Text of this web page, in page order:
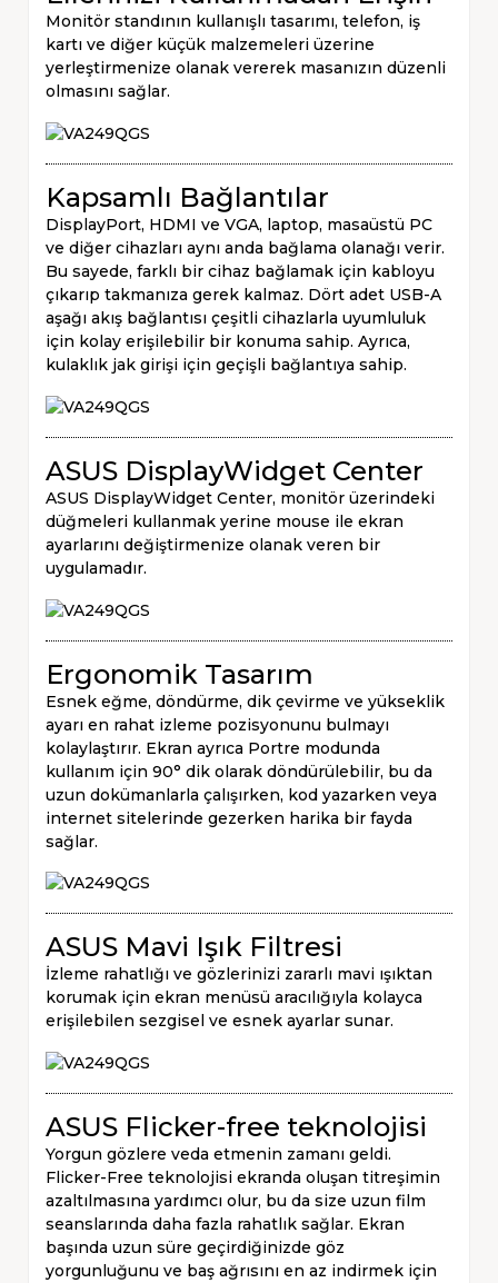
Monitör standının kullanışlı tasarımı, telefon, iş
kartı ve diğer küçük malzemeleri üzerine
yerleştirmenize olanak vererek masanızın düzenli
olmasını sağlar.
Kapsamlı Bağlantılar
DisplayPort, HDMI ve VGA, laptop, masaüstü PC
ve diğer cihazları aynı anda bağlama olanağı verir.
Bu sayede, farklı bir cihaz bağlamak için kabloyu
çıkarıp takmanıza gerek kalmaz. Dört adet USB-A
aşağı akış bağlantısı çeşitli cihazlarla uyumluluk
için kolay erişilebilir bir konuma sahip. Ayrıca,
kulaklık jak girişi için geçişli bağlantıya sahip.
ASUS DisplayWidget Center
ASUS DisplayWidget Center, monitör üzerindeki
düğmeleri kullanmak yerine mouse ile ekran
ayarlarını değiştirmenize olanak veren bir
uygulamadır.
Ergonomik Tasarım
Esnek eğme, döndürme, dik çevirme ve yükseklik
ayarı en rahat izleme pozisyonunu bulmayı
kolaylaştırır. Ekran ayrıca Portre modunda
kullanım için 90° dik olarak döndürülebilir, bu da
uzun dokümanlarla çalışırken, kod yazarken veya
internet sitelerinde gezerken harika bir fayda
sağlar.
ASUS Mavi Işık Filtresi
İzleme rahatlığı ve gözlerinizi zararlı mavi ışıktan
korumak için ekran menüsü aracılığıyla kolayca
erişilebilen sezgisel ve esnek ayarlar sunar.
ASUS Flicker-free teknolojisi
Yorgun gözlere veda etmenin zamanı geldi.
Flicker-Free teknolojisi ekranda oluşan titreşimin
azaltılmasına yardımcı olur, bu da size uzun film
seanslarında daha fazla rahatlık sağlar. Ekran
başında uzun süre geçirdiğinizde göz
yorgunluğunu ve baş ağrısını en az indirmek için